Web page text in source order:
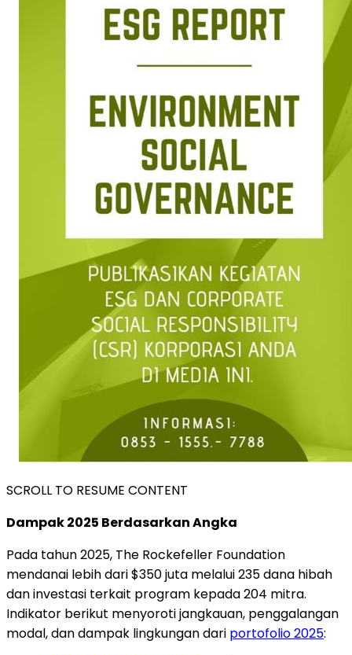
SCROLL TO RESUME CONTENT
Dampak 2025 Berdasarkan Angka
Pada tahun 2025, The Rockefeller Foundation
mendanai lebih dari $350 juta melalui 235 dana hibah
dan investasi terkait program kepada 204 mitra.
Indikator berikut menyoroti jangkauan, penggalangan
modal, dan dampak lingkungan dari portofolio 2025: